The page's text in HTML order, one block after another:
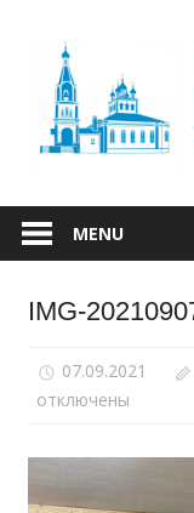
content
MENU
IMG-
07.09.2021
отключены